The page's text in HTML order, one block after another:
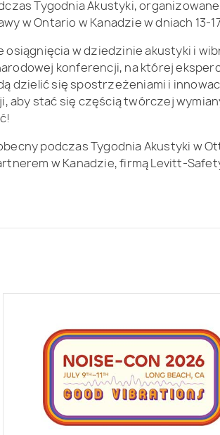
Tygodnia Akustyki,
w Ontario w Kanadzie w dniach 13-
osiągnięcia w dziedzinie akustyki i
konferencji, na której
dzielić się spostrzeżeniami i
aby stać się częścią twórczej
podczas Tygodnia Akustyki w
w Kanadzie, firmą Levitt-